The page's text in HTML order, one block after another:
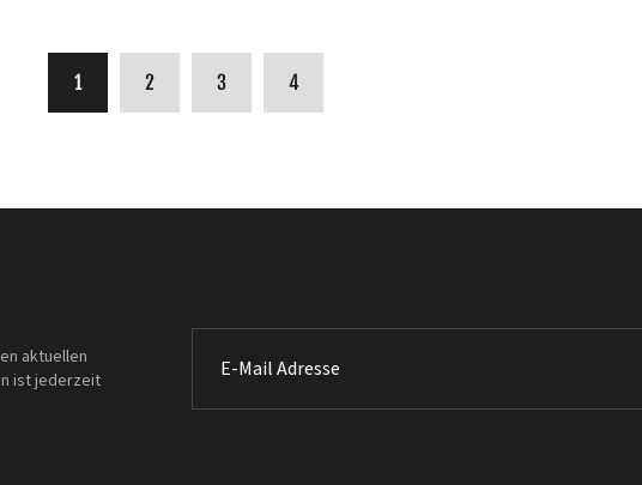
Sie lesen gerade die Seite
1 Seite
2 Seite
3 Seite
4
aktuellen
ist jederzeit